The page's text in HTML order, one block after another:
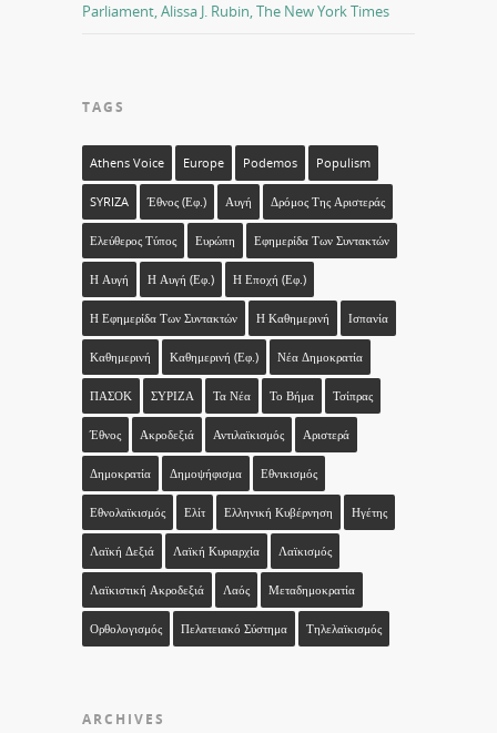
Parliament, Alissa J. Rubin, The New York Times
TAGS
Athens Voice Europe Podemos Populism
SYRIZA Έθνος (εφ.) Αυγή Δρόμος Της Αριστεράς
Ελεύθερος Τύπος Ευρώπη Εφημερίδα Των Συντακτών
Η Αυγή Η Αυγή (εφ.) Η Εποχή (εφ.)
Η Εφημερίδα Των Συντακτών Η Καθημερινή Ισπανία
Καθημερινή Καθημερινή (εφ.) Νέα Δημοκρατία
ΠΑΣΟΚ ΣΥΡΙΖΑ Τα Νέα Το Βήμα Τσίπρας
Έθνος Ακροδεξιά Αντιλαϊκισμός Αριστερά
Δημοκρατία Δημοψήφισμα Εθνικισμός
Εθνολαϊκισμός Ελίτ Ελληνική Κυβέρνηση Ηγέτης
Λαϊκή Δεξιά Λαϊκή Κυριαρχία Λαϊκισμός
Λαϊκιστική Ακροδεξιά Λαός Μεταδημοκρατία
Ορθολογισμός Πελατειακό Σύστημα Τηλελαϊκισμός
ARCHIVES